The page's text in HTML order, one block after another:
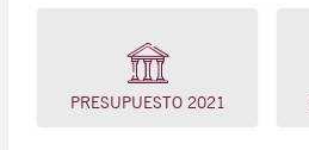
PRESUPUESTO 2021